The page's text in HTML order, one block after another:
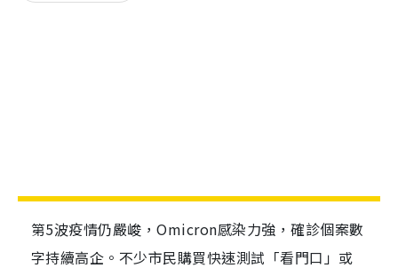
第5波疫情仍嚴峻，Omicron感染力強，確診個案數
字持續高企。不少市民購買快速測試「看門口」或